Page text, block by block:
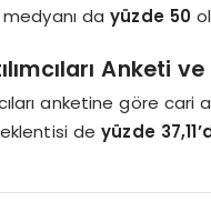
dayüzde 50
Anketi
anketine göre cari
deyüzde